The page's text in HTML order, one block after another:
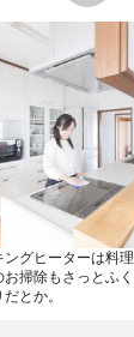
グヒーターは料
掃除もさっとふ
とか。